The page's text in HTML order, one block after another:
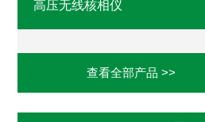
高压无线核相仪
查看全部产品 >>